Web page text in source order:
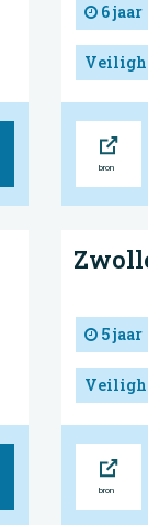
6 jaar
5 jaar